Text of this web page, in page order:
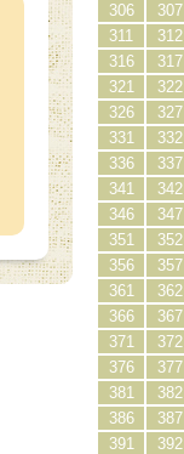
306
307
311
312
316
317
321
322
326
327
331
332
336
337
341
342
346
347
351
352
356
357
361
362
366
367
371
372
376
377
381
382
386
387
391
392